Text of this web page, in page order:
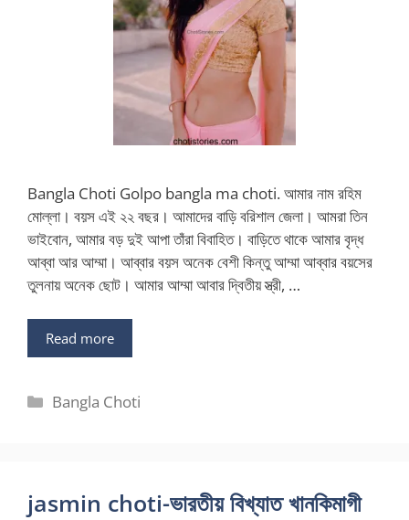
Bangla Choti Golpo bangla ma choti. আমার নাম রহিম
মোল্লা। বয়স এই ২২ বছর। আমাদের বাড়ি বরিশাল জেলা। আমরা তিন
ভাইবোন, আমার বড় দুই আপা তাঁরা বিবাহিত। বাড়িতে থাকে আমার বৃদ্ধ
আব্বা আর আম্মা। আব্বার বয়স অনেক বেশী কিন্তু আম্মা আব্বার বয়সের
তুলনায় অনেক ছোট। আমার আম্মা আবার দ্বিতীয় স্ত্রী, …
Read more
Categories
Bangla Choti
jasmin choti-ভারতীয় বিখ্যাত খানকিমাগী